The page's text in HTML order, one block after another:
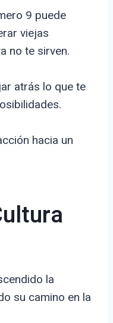
9 puede
viejas
no te sirven.
atrás lo que te
hacia un
la
su camino en la